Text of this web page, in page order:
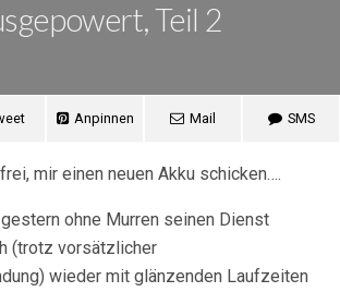
Teil 2
Anpinnen Mail SMS
mir einen neuen Akku schicken….
ohne Murren seinen Dienst
(trotz vorsätzlicher
wieder mit glänzenden Laufzeiten